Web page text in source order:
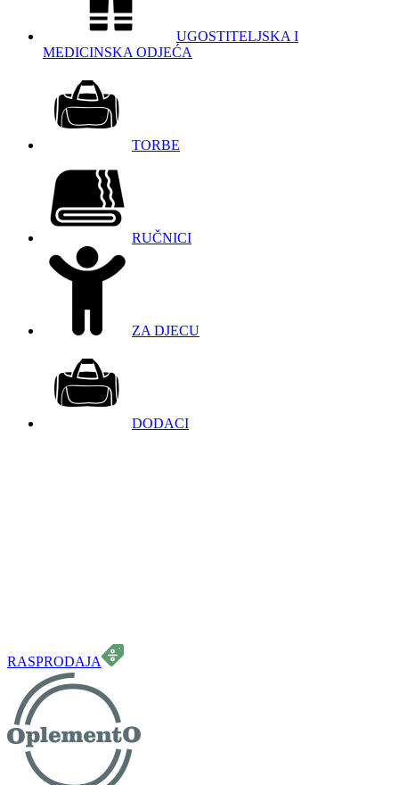
UGOSTITELJSKA I
MEDICINSKA ODJEĆA
TORBE
RUČNICI
ZA DJECU
DODACI
RASPRODAJA